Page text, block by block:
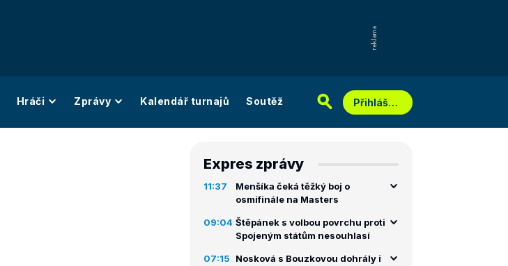
Hráči Zprávy Kalendář turnajů Soutěž Přihlášení
Expres zprávy
11:37
Menšíka čeká těžký boj o
osmifinále na Masters
09:04 Štěpánek s volbou povrchu proti
Spojeným státům nesouhlasí
07:15
Nosková s Bouzkovou dohrály i